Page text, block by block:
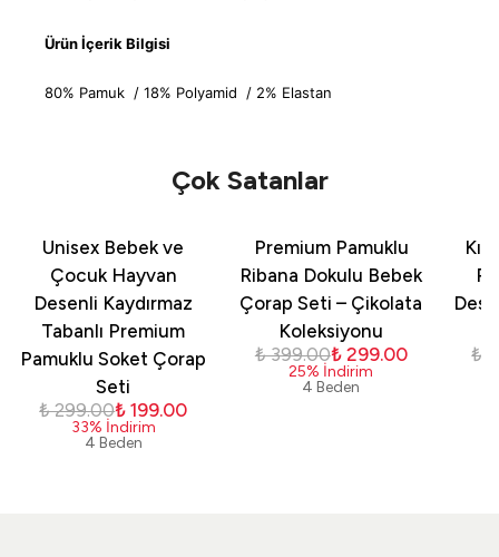
Ürün İçerik Bilgisi
80% Pamuk / 18% Polyamid / 2% Elastan
Çok Satanlar
Unisex Bebek ve
Çocuk Hayvan
Desenli Kaydırmaz
Tabanlı Premium
Pamuklu Soket Çorap
Seti
₺ 299.00₺ 199.00
33% İndirim
4 Beden
Premium Pamuklu
Ribana Dokulu Bebek
Çorap Seti – Çikolata
Koleksiyonu
₺ 399.00₺ 299.00
25% İndirim
4 Beden
₺